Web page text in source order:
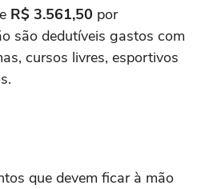
R$ 3.561,50 por
são dedutíveis gastos com
cursos livres, esportivos
que devem ficar à mão